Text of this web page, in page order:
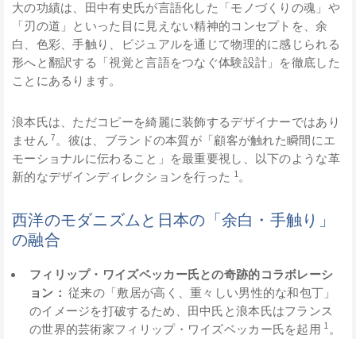
大の功績は、田中有史氏が言語化した「モノづくりの魂」や
「刃の道」といった目に見えない精神的コンセプトを、余
白、色彩、手触り、ビジュアルを通じて物理的に感じられる
形へと翻訳する「視覚と言語をつなぐ体験設計」を徹底した
ことにあるります。
浪本氏は、ただコピーを綺麗に装飾するデザイナーではあり
ません 7。彼は、ブランドの本質が「顧客が触れた瞬間にエ
モーショナルに伝わること」を最重要視し、以下のような革
新的なデザインディレクションを行った 1。
西洋のモダニズムと日本の「余白・手触り」
の融合
フィリップ・ワイズベッカー氏との奇跡的コラボレーシ
ョン： 従来の「敷居が高く、重々しい男性的な和包丁」
のイメージを打破するため、田中氏と浪本氏はフランス
の世界的芸術家フィリップ・ワイズベッカー氏を起用 1 。